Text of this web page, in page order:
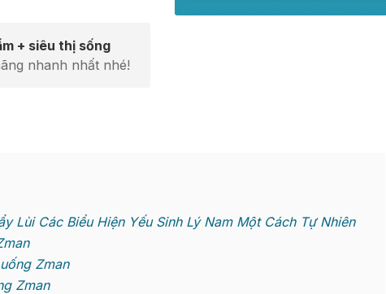
+ siêu thị sống
nhanh nhất nhé!
Lùi Các Biểu Hiện Yếu Sinh Lý Nam Một Cách Tự Nhiên
Zman
Zman